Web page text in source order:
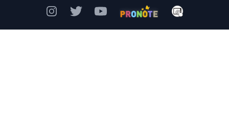
InstagramTwitterYouTubePronote Mon Bureau